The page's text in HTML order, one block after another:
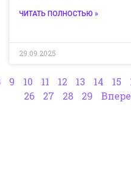
ЧИТАТЬ ПОЛНОСТЬЮ »
29.09.2025
9 10 11 12 13 14 15
26
27 28 29